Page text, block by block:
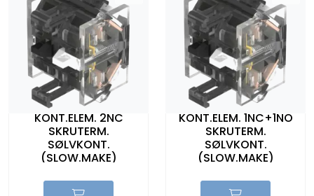
KONT.ELEM. 2NC
SKRUTERM.
SØLVKONT.
(SLOW.MAKE)
KONT.ELEM. 1NC+1NO
SKRUTERM.
SØLVKONT.
(SLOW.MAKE)